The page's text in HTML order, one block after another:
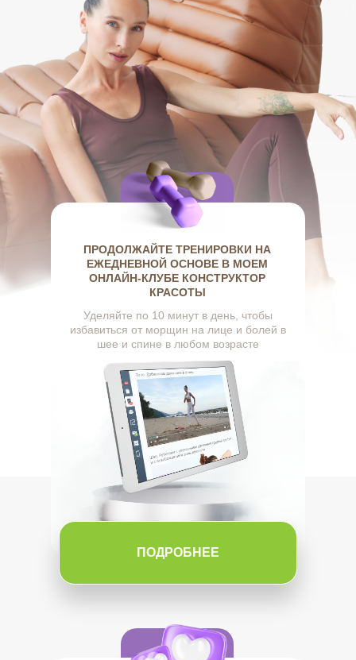
ПРОДОЛЖАЙТЕ ТРЕНИРОВКИ НА
ЕЖЕДНЕВНОЙ ОСНОВЕ В МОЕМ
ОНЛАЙН-КЛУБЕ КОНСТРУКТОР
КРАСОТЫ
Уделяйте по 10 минут в день, чтобы
избавиться от морщин на лице и болей в
шее и спине в любом возрасте
ПОДРОБНЕЕ